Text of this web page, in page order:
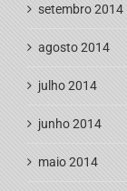
setembro 2014
agosto 2014
julho 2014
junho 2014
maio 2014